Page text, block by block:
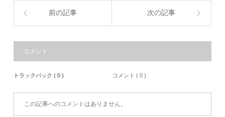
前の記事 次の記事
コメント
トラックバック ( 0 ) コメント ( 0 )
この記事へのコメントはありません。